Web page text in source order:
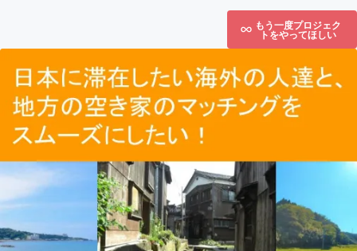
もう一度プロジェク
トをやってほしい